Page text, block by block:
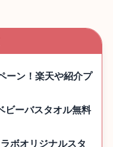
ーン！楽天や紹介プ
ビーバスタオル無料
ボオリジナルスタ